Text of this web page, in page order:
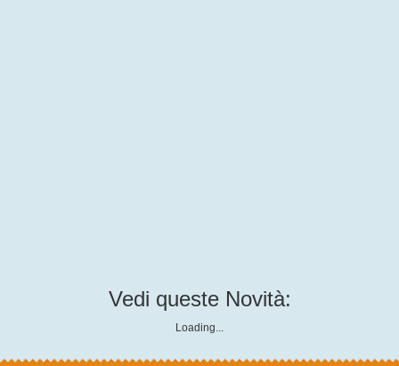
Vedi queste Novità:
Loading...